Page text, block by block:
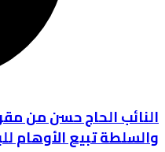
النائب الحاج حسن من
والسلطة تبيع الأوهام